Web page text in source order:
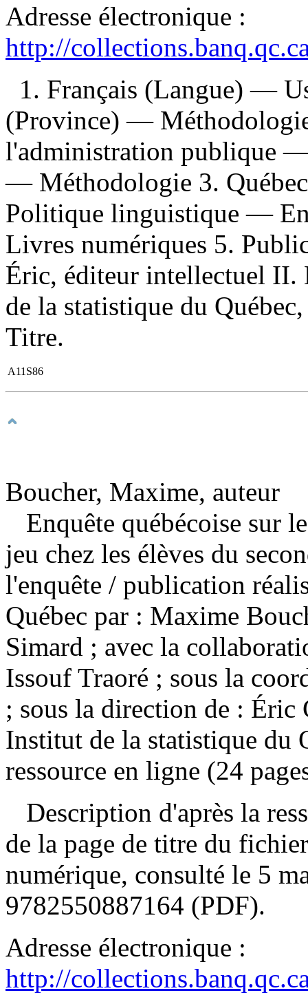
Adresse électronique :
http://
1. Français (Langue) —
(Province) —
l'administration publique
— Méthodologie 3.
Politique linguistique —
Livres numériques 5.
Éric, éditeur intellectuel
de la statistique du
Titre.
A11S86
Boucher, Maxime, auteur
Enquête québécoise sur
jeu chez les élèves du
l'enquête / publication
Québec par : Maxime
Simard ; avec la
Issouf Traoré ; sous la
; sous la direction de :
Institut de la statistique du
ressource en ligne (24
Description d'après la
de la page de titre du
numérique, consulté le 5
9782550887164 (PDF).
Adresse électronique :
http://